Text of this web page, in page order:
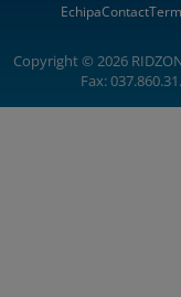
EchipaContact
Copyright © 2026
Fax: